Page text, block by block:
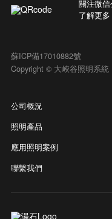
關注微
了解更多
蘇ICP備17010882號
Copyright © 大峽谷照明系統
公司概況
照明產品
應用照明案例
聯繫我們